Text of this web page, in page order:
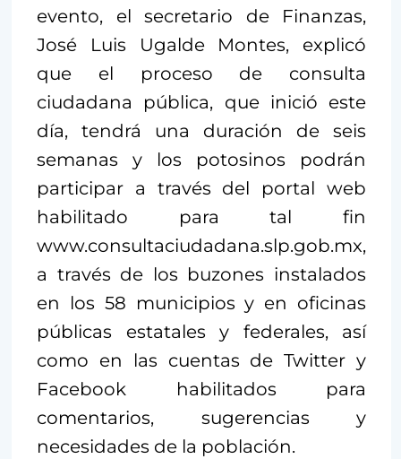
evento, el secretario de Finanzas,
José Luis Ugalde Montes, explicó
que el proceso de consulta
ciudadana pública, que inició este
día, tendrá una duración de seis
semanas y los potosinos podrán
participar a través del portal web
habilitado para tal fin
www.consultaciudadana.slp.gob.mx,
a través de los buzones instalados
en los 58 municipios y en oficinas
públicas estatales y federales, así
como en las cuentas de Twitter y
Facebook habilitados para
comentarios, sugerencias y
necesidades de la población.